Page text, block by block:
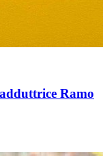
Ramo